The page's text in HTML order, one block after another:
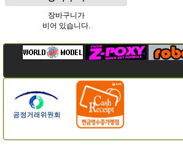
장바구니가
비어 있습니다.